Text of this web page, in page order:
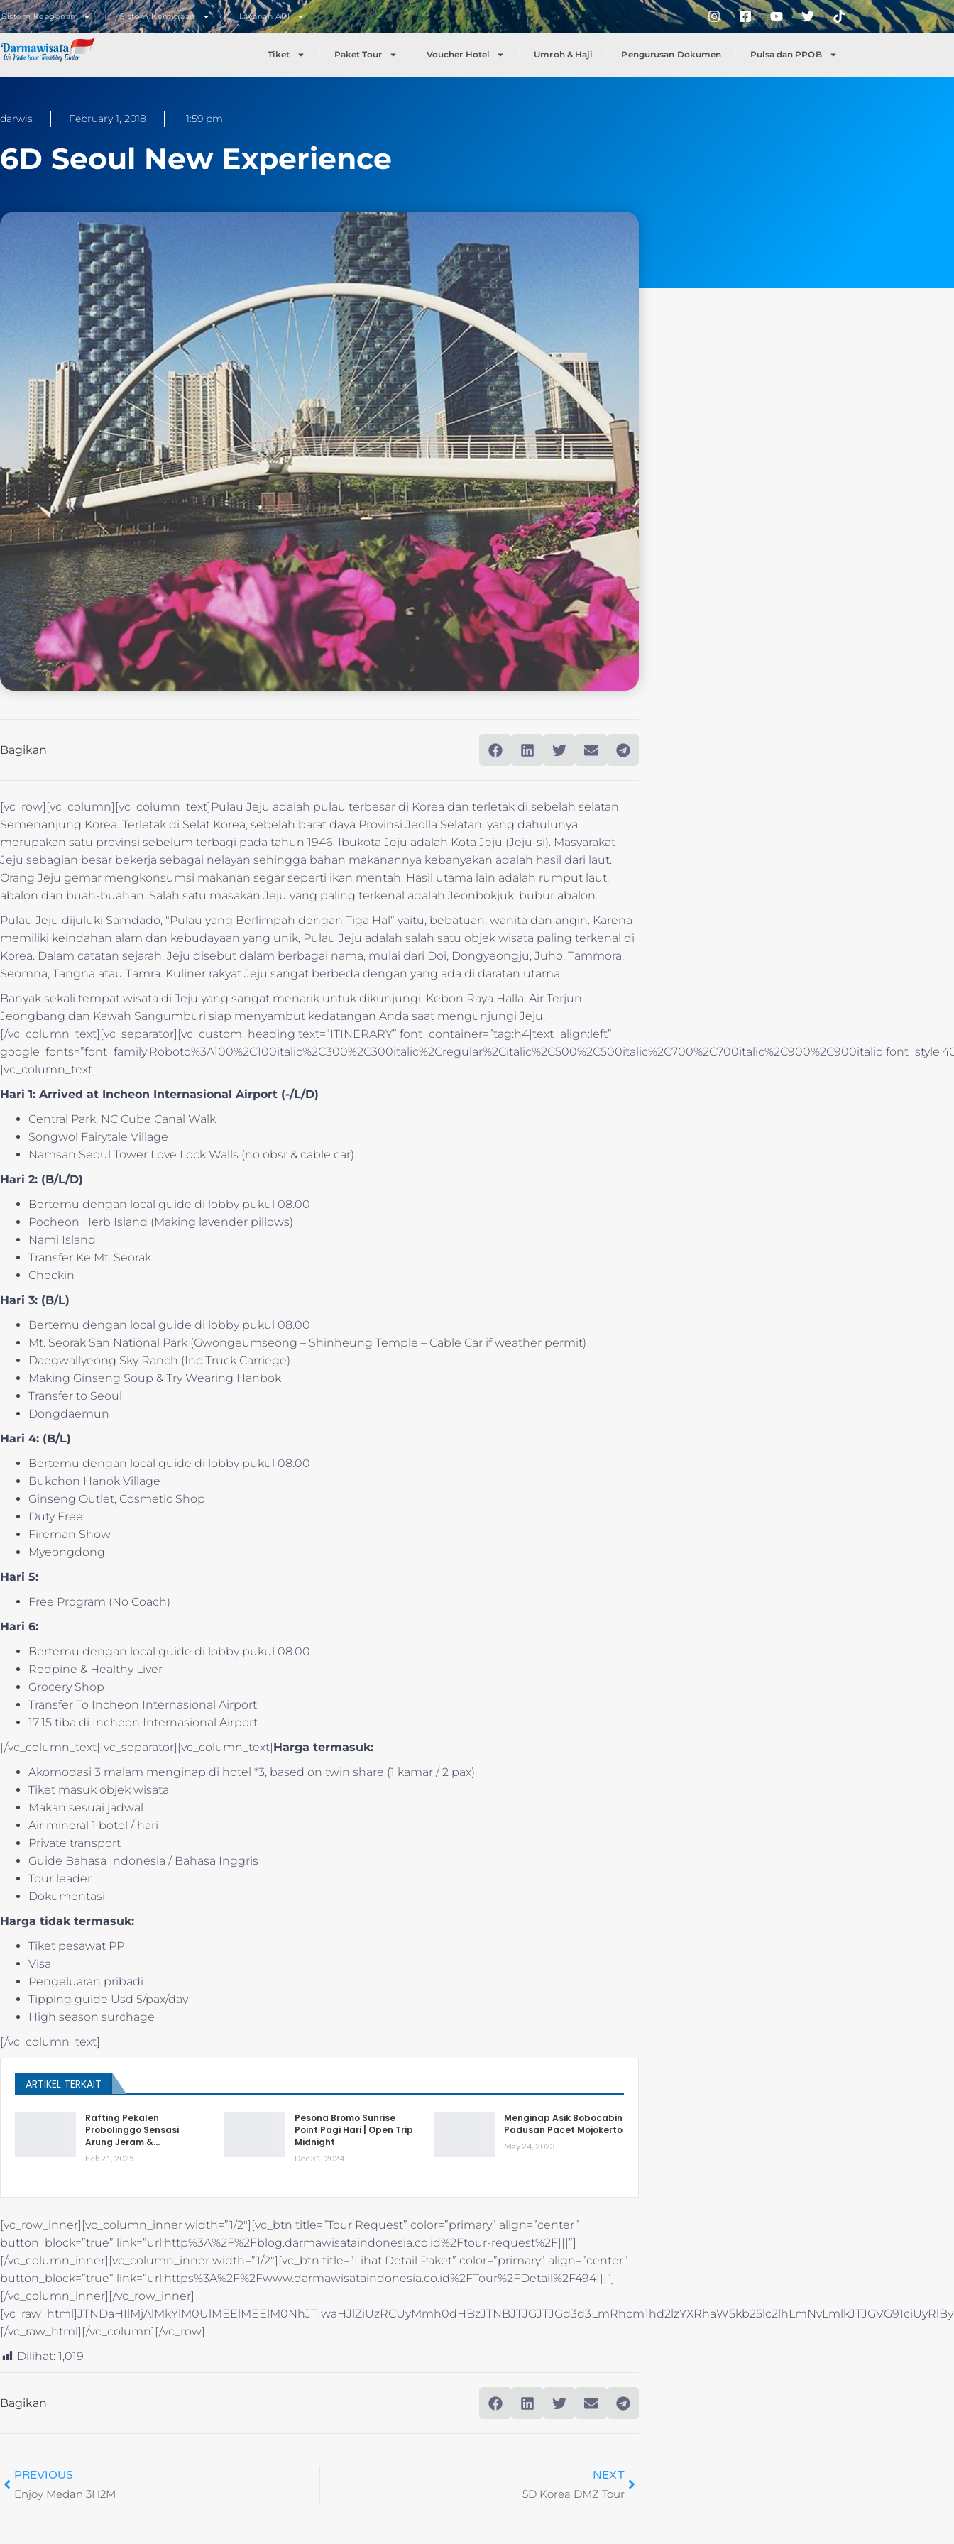
Sistem Keagenan Sistem Kemitraan Layanan API
Tiket Paket Tour Voucher Hotel Umroh & Haji Pengurusan Dokumen Pulsa dan PPOB
darwis February 1, 2018 1:59 pm
6D Seoul New Experience
Bagikan
[vc_row][vc_column][vc_column_text]Pulau Jeju adalah pulau terbesar di Korea dan terletak di sebelah selatan
Semenanjung Korea. Terletak di Selat Korea, sebelah barat daya Provinsi Jeolla Selatan, yang dahulunya
merupakan satu provinsi sebelum terbagi pada tahun 1946. Ibukota Jeju adalah Kota Jeju (Jeju-si). Masyarakat
Jeju sebagian besar bekerja sebagai nelayan sehingga bahan makanannya kebanyakan adalah hasil dari laut.
Orang Jeju gemar mengkonsumsi makanan segar seperti ikan mentah. Hasil utama lain adalah rumput laut,
abalon dan buah-buahan. Salah satu masakan Jeju yang paling terkenal adalah Jeonbokjuk, bubur abalon.
Pulau Jeju dijuluki Samdado, “Pulau yang Berlimpah dengan Tiga Hal” yaitu, bebatuan, wanita dan angin. Karena
memiliki keindahan alam dan kebudayaan yang unik, Pulau Jeju adalah salah satu objek wisata paling terkenal di
Korea. Dalam catatan sejarah, Jeju disebut dalam berbagai nama, mulai dari Doi, Dongyeongju, Juho, Tammora,
Seomna, Tangna atau Tamra. Kuliner rakyat Jeju sangat berbeda dengan yang ada di daratan utama.
Banyak sekali tempat wisata di Jeju yang sangat menarik untuk dikunjungi. Kebon Raya Halla, Air Terjun
Jeongbang dan Kawah Sangumburi siap menyambut kedatangan Anda saat mengunjungi Jeju.
[/vc_column_text][vc_separator][vc_custom_heading text=”ITINERARY” font_container=”tag:h4|text_align:left”
[vc_column_text]
Hari 1: Arrived at Incheon Internasional Airport (-/L/D)
Central Park, NC Cube Canal Walk
Songwol Fairytale Village
Namsan Seoul Tower Love Lock Walls (no obsr & cable car)
Hari 2: (B/L/D)
Bertemu dengan local guide di lobby pukul 08.00
Pocheon Herb Island (Making lavender pillows)
Nami Island
Transfer Ke Mt. Seorak
Checkin
Hari 3: (B/L)
Bertemu dengan local guide di lobby pukul 08.00
Mt. Seorak San National Park (Gwongeumseong – Shinheung Temple – Cable Car if weather permit)
Daegwallyeong Sky Ranch (Inc Truck Carriege)
Making Ginseng Soup & Try Wearing Hanbok
Transfer to Seoul
Dongdaemun
Hari 4: (B/L)
Bertemu dengan local guide di lobby pukul 08.00
Bukchon Hanok Village
Ginseng Outlet, Cosmetic Shop
Duty Free
Fireman Show
Myeongdong
Hari 5:
Free Program (No Coach)
Hari 6:
Bertemu dengan local guide di lobby pukul 08.00
Redpine & Healthy Liver
Grocery Shop
Transfer To Incheon Internasional Airport
17:15 tiba di Incheon Internasional Airport
[/vc_column_text][vc_separator][vc_column_text]Harga termasuk:
Akomodasi 3 malam menginap di hotel *3, based on twin share (1 kamar / 2 pax)
Tiket masuk objek wisata
Makan sesuai jadwal
Air mineral 1 botol / hari
Private transport
Guide Bahasa Indonesia / Bahasa Inggris
Tour leader
Dokumentasi
Harga tidak termasuk:
Tiket pesawat PP
Visa
Pengeluaran pribadi
Tipping guide Usd 5/pax/day
High season surchage
[/vc_column_text]
ARTIKEL TERKAIT
Rafting Pekalen
Probolinggo Sensasi
Arung Jeram &…
Feb 21, 2025
Pesona Bromo Sunrise
Point Pagi Hari | Open Trip
Midnight
Dec 31, 2024
Menginap Asik Bobocabin
Padusan Pacet Mojokerto
May 24, 2023
[vc_row_inner][vc_column_inner width=”1/2″][vc_btn title=”Tour Request” color=”primary” align=”center”
button_block=”true” link=”url:http%3A%2F%2Fblog.darmawisataindonesia.co.id%2Ftour-request%2F|||”]
[/vc_column_inner][vc_column_inner width=”1/2″][vc_btn title=”Lihat Detail Paket” color=”primary” align=”center”
button_block=”true” link=”url:https%3A%2F%2Fwww.darmawisataindonesia.co.id%2FTour%2FDetail%2F494|||”]
[/vc_column_inner][/vc_row_inner]
[/vc_raw_html][/vc_column][/vc_row]
Dilihat: 1,019
Bagikan
PREVIOUS
Enjoy Medan 3H2M
NEXT
5D Korea DMZ Tour